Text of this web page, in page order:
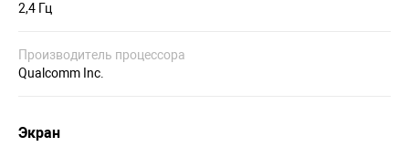
2,4 Гц
Производитель процессора
Qualcomm Inc.
Экран